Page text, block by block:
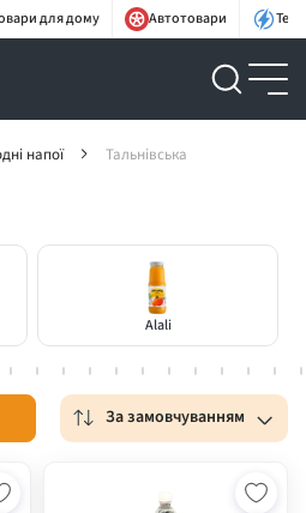
для дому Автотовари
напої Тальнівська
Alali
За замовчуванням